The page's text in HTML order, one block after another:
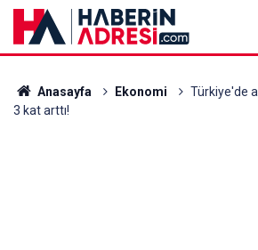
Anasayfa Ekonomi
Türkiye'de
3 kat arttı!